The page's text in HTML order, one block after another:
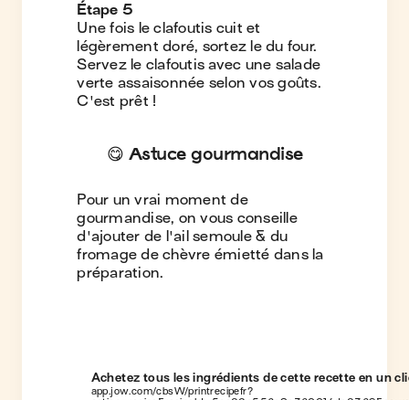
Étape 5
Une fois le clafoutis cuit et
légèrement doré, sortez le du four.
Servez le clafoutis avec une salade
verte assaisonnée selon vos goûts.
C'est prêt !
😋 Astuce gourmandise
Pour un vrai moment de
gourmandise, on vous conseille
d'ajouter de l'ail semoule & du
fromage de chèvre émietté dans la
préparation.
Achetez tous les ingrédients de cette recette en un
app.jow.com/cbsW/printrecipefr?